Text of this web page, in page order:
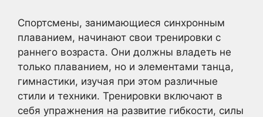
Спортсмены, занимающиеся синхронным
плаванием, начинают свои тренировки с
раннего возраста. Они должны владеть не
только плаванием, но и элементами танца,
гимнастики, изучая при этом различные
стили и техники. Тренировки включают в
себя упражнения на развитие гибкости, силы